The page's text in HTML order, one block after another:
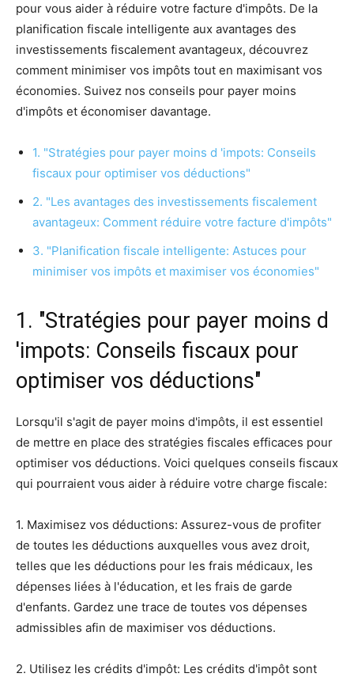
pour vous aider à réduire votre facture d'impôts. De la
planification fiscale intelligente aux avantages des
investissements fiscalement avantageux, découvrez
comment minimiser vos impôts tout en maximisant vos
économies. Suivez nos conseils pour payer moins
d'impôts et économiser davantage.
1. "Stratégies pour payer moins d 'impots: Conseils
fiscaux pour optimiser vos déductions"
2. "Les avantages des investissements fiscalement
avantageux: Comment réduire votre facture d'impôts"
3. "Planification fiscale intelligente: Astuces pour
minimiser vos impôts et maximiser vos économies"
1. "Stratégies pour payer moins d
'impots: Conseils fiscaux pour
optimiser vos déductions"
Lorsqu'il s'agit de payer moins d'impôts, il est essentiel
de mettre en place des stratégies fiscales efficaces pour
optimiser vos déductions. Voici quelques conseils fiscaux
qui pourraient vous aider à réduire votre charge fiscale:
1. Maximisez vos déductions: Assurez-vous de profiter
de toutes les déductions auxquelles vous avez droit,
telles que les déductions pour les frais médicaux, les
dépenses liées à l'éducation, et les frais de garde
d'enfants. Gardez une trace de toutes vos dépenses
admissibles afin de maximiser vos déductions.
2. Utilisez les crédits d'impôt: Les crédits d'impôt sont